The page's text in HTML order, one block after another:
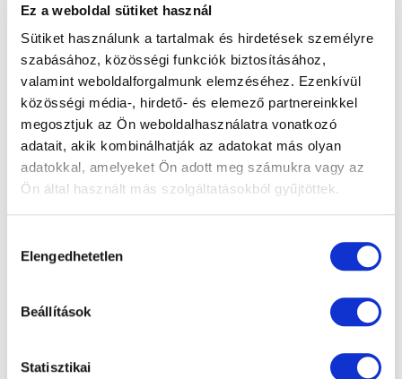
Ez a weboldal sütiket használ
Sütiket használunk a tartalmak és hirdetések személyre
szabásához, közösségi funkciók biztosításához,
valamint weboldalforgalmunk elemzéséhez. Ezenkívül
közösségi média-, hirdető- és elemező partnereinkkel
megosztjuk az Ön weboldalhasználatra vonatkozó
adatait, akik kombinálhatják az adatokat más olyan
adatokkal, amelyeket Ön adott meg számukra vagy az
Ön által használt más szolgáltatásokból gyűjtöttek.
kiválasztása
Elengedhetetlen
Beállítások
Statisztikai
ellenjavallatba ütközöl, kérdezd a
szemészedet, és ő majd megmondja, nagyjából
mennyi idő múlva érdemes újra nekifutni az
alkalmassági vizsgálatnak.
Vissza az összes bejegyzéshez
Megosztás